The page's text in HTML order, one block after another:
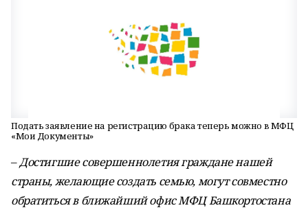
Подать заявление на регистрацию брака теперь можно в МФЦ
«Мои Документы»
–Достигшие совершеннолетия граждане нашей
страны, желающие создать семью, могут совместно
обратиться в ближайший офис МФЦ Башкортостана